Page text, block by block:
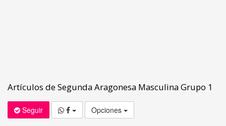
Artículos de Segunda Aragonesa Masculina Grupo 1
Seguir Opciones